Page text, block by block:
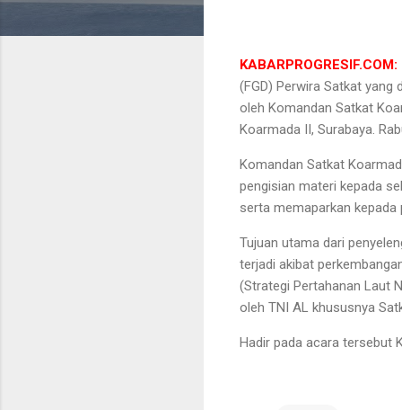
(FGD) Perwira Satkat yang
oleh Komandan Satkat
Koarmada II, Surabaya.
Komandan Satkat
pengisian materi kepada
serta memaparkan kepada
Tujuan utama dari
terjadi akibat
(Strategi Pertahanan Laut
oleh TNI AL khususnya
Hadir pada acara tersebut